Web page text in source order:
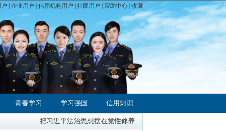
户 企业用户 信用机构用户 社团用户 帮助中心 | 收藏
青春学习 学习强国 信用知识
把习近平法治思想摆在党性修养的首位